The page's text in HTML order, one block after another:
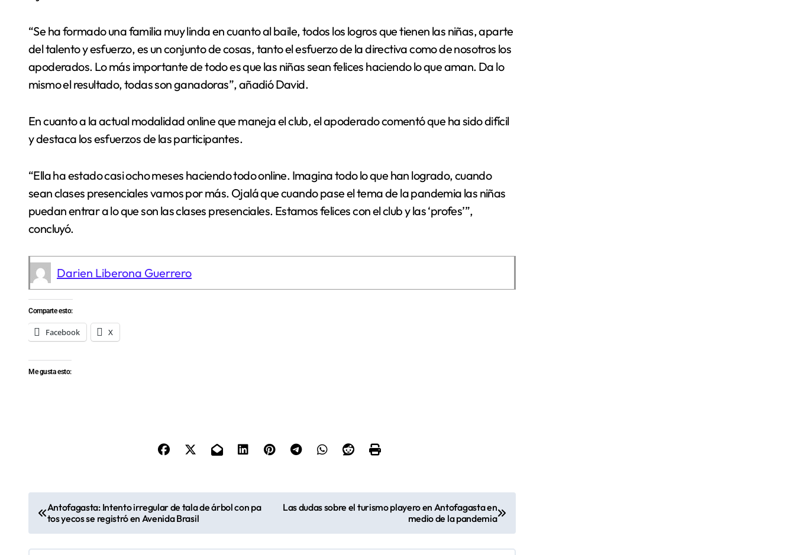
“Se ha formado una familia muy linda en cuanto al baile, todos los logros que tienen las niñas, aparte
del talento y esfuerzo, es un conjunto de cosas, tanto el esfuerzo de la directiva como de nosotros los
apoderados. Lo más importante de todo es que las niñas sean felices haciendo lo que aman. Da lo
mismo el resultado, todas son ganadoras”, añadió David.
En cuanto a la actual modalidad online que maneja el club, el apoderado comentó que ha sido difícil
y destaca los esfuerzos de las participantes.
“Ella ha estado casi ocho meses haciendo todo online. Imagina todo lo que han logrado, cuando
sean clases presenciales vamos por más. Ojalá que cuando pase el tema de la pandemia las niñas
puedan entrar a lo que son las clases presenciales. Estamos felices con el club y las ‘profes’”,
concluyó.
Darien Liberona Guerrero
Comparte esto:
Facebook X
Me gusta esto:
a
Antofagasta: Intento irregular de tala de árbol con pa
tos yecos se registró en Avenida Brasil
Las dudas sobre el turismo playero en Antofagasta en
medio de la pandemia